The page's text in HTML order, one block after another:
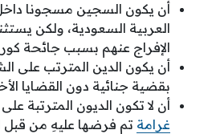
أن يكون السجين مسجونا
العربية السعودية، ولكن
الإفراج عنهم بسبب جائحة
أن يكون الدين المترتب على
بقضية جنائية دون القضايا
أن لا تكون الديون المترتبة
غرامة تم فرضها عليهِ من قبل